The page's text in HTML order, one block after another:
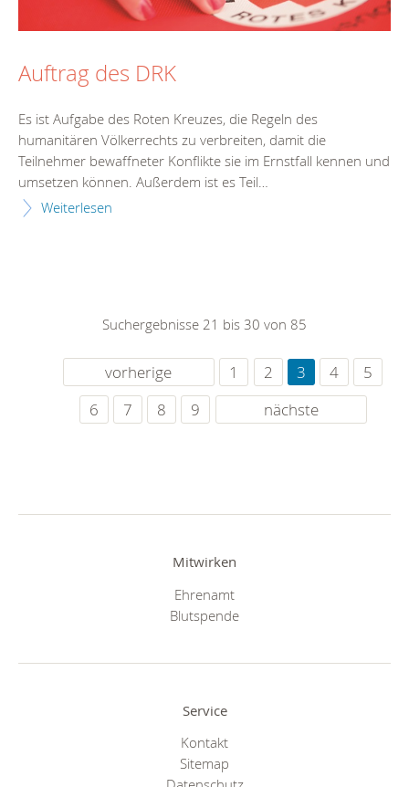
Auftrag des DRK
Es ist Aufgabe des Roten Kreuzes, die Regeln des
humanitären Völkerrechts zu verbreiten, damit die
Teilnehmer bewaffneter Konflikte sie im Ernstfall kennen und
umsetzen können. Außerdem ist es Teil…
Weiterlesen
Suchergebnisse 21 bis 30 von 85
vorherige 1 2 3 4
5
6
7 8 9 nächste
Mitwirken
Ehrenamt
Blutspende
Service
Kontakt
Sitemap